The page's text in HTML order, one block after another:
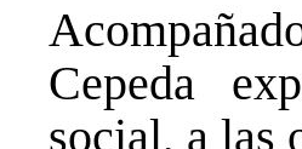
Cepeda
social, a las